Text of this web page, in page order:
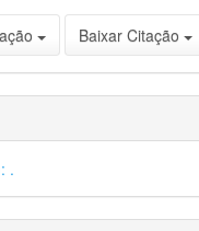
Baixar Citação
.